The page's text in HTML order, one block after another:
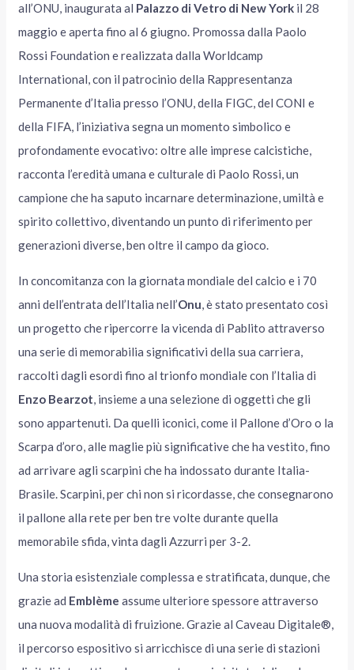
all’ONU, inaugurata al Palazzo di Vetro di New York il 28
maggio e aperta fino al 6 giugno. Promossa dalla Paolo
Rossi Foundation e realizzata dalla Worldcamp
International, con il patrocinio della Rappresentanza
Permanente d’Italia presso l’ONU, della FIGC, del CONI e
della FIFA, l’iniziativa segna un momento simbolico e
profondamente evocativo: oltre alle imprese calcistiche,
racconta l’eredità umana e culturale di Paolo Rossi, un
campione che ha saputo incarnare determinazione, umiltà e
spirito collettivo, diventando un punto di riferimento per
generazioni diverse, ben oltre il campo da gioco.
In concomitanza con la giornata mondiale del calcio e i 70
anni dell’entrata dell’Italia nell’Onu, è stato presentato così
un progetto che ripercorre la vicenda di Pablito attraverso
una serie di memorabilia significativi della sua carriera,
raccolti dagli esordi fino al trionfo mondiale con l’Italia di
Enzo Bearzot, insieme a una selezione di oggetti che gli
sono appartenuti. Da quelli iconici, come il Pallone d’Oro o la
Scarpa d’oro, alle maglie più significative che ha vestito, fino
ad arrivare agli scarpini che ha indossato durante Italia-
Brasile. Scarpini, per chi non si ricordasse, che consegnarono
il pallone alla rete per ben tre volte durante quella
memorabile sfida, vinta dagli Azzurri per 3-2.
Una storia esistenziale complessa e stratificata, dunque, che
grazie ad Emblème assume ulteriore spessore attraverso
una nuova modalità di fruizione. Grazie al Caveau Digitale®️,
il percorso espositivo si arricchisce di una serie di stazioni